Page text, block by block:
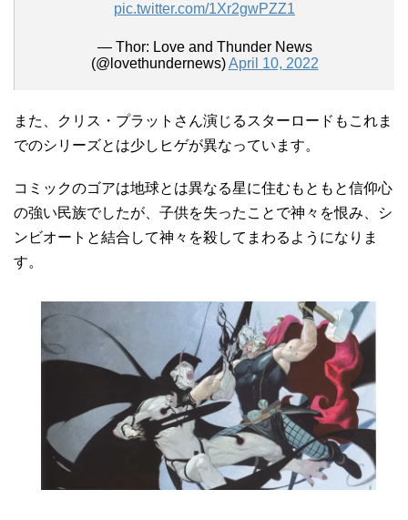
pic.twitter.com/1Xr2gwPZZ1
— Thor: Love and Thunder News
(@lovethundernews)April 10, 2022
また、クリス・プラットさん演じるスターロードもこれま
でのシリーズとは少しヒゲが異なっています。
コミックのゴアは地球とは異なる星に住むもともと信仰心
の強い民族でしたが、子供を失ったことで神々を恨み、シ
ンビオートと結合して神々を殺してまわるようになりま
す。